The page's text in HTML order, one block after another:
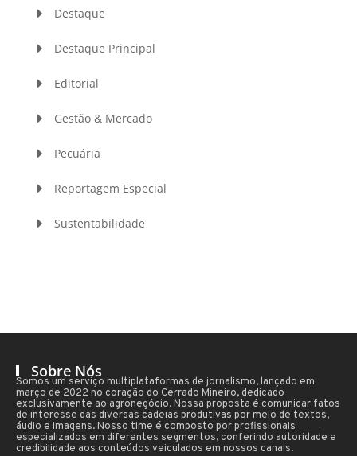
Destaque
Destaque Principal
Editorial
Gestão & Mercado
Pecuária
Reportagem Especial
Sustentabilidade
Sobre Nós
Somos um serviço multiplataformas de jornalismo, lançado em
março de 2022 no coração do Cerrado Mineiro, dedicado
exclusivamente ao agronegócio. Nossa proposta é comunicar fatos
de interesse das diversas cadeias produtivas por meio de textos,
áudio e imagens. Nosso time é composto por profissionais
especializados em diferentes segmentos, conferindo autoridade e
credibilidade aos conteúdos veiculados em nossos canais.